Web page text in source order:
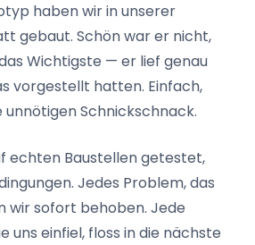
haben wir in unserer
gebaut. Schön war er nicht,
Wichtigste — er lief genau
vorgestellt hatten. Einfach,
unnötigen Schnickschnack.
echten Baustellen getestet,
Jedes Problem, das
wir sofort behoben. Jede
uns einfiel, floss in die nächste